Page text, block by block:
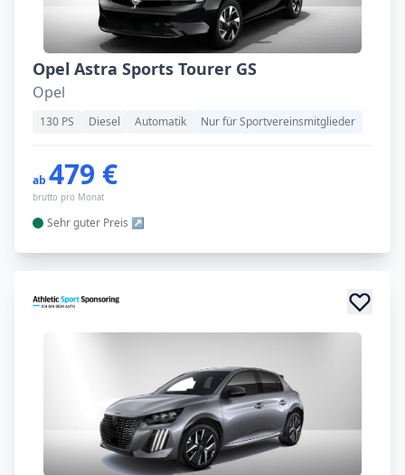
Opel Astra Sports Tourer GS
Opel
130 PS Diesel Automatik Nur für Sportvereinsmitglieder
ab 479 €
brutto pro Monat
Sehr guter Preis